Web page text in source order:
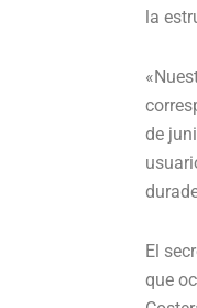
la
de
El
que